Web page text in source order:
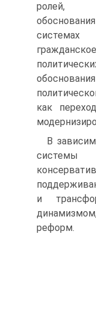
ролей,
как
В
и
реформ.